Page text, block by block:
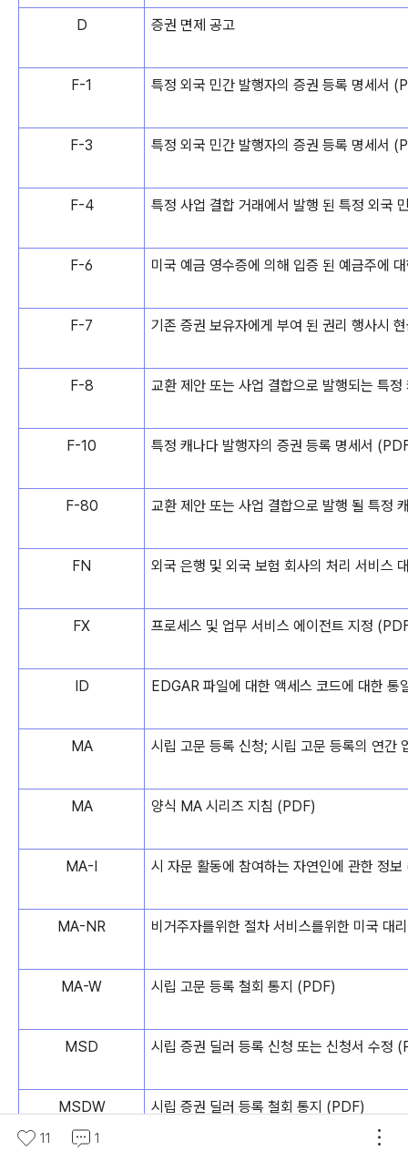
D 증권 면제 공고
F-1 특정 외국 민간 발행자의 증권 등록 명세서
F-3 특정 외국 민간 발행자의 증권 등록 명세서
F-4 특정 사업 결합 거래에서 발행 된 특정 외국
F-6 미국 예금 영수증에 의해 입증 된 예금주에
F-7 기존 증권 보유자에게 부여 된 권리 행사시
F-8 교환 제안 또는 사업 결합으로 발행되는 특
F-10 특정 캐나다 발행자의 증권 등록 명세서
F-80 교환 제안 또는 사업 결합으로 발행 될 특정
FN 외국 은행 및 외국 보험 회사의 처리 서비스
FX 프로세스 및 업무 서비스 에이전트 지정
ID EDGAR 파일에 대한 액세스 코드에 대한 통
MA 시립 고문 등록 신청; 시립 고문 등록의 연
MA 양식 MA 시리즈 지침 (PDF)
MA-I 시 자문 활동에 참여하는 자연인에 관한 정
MA-NR 비거주자를위한 절차 서비스를위한 미국 대
MA-W 시립 고문 등록 철회 통지 (PDF)
MSD 시립 증권 딜러 등록 신청 또는 신청서 수정
MSDW 시립 증권 딜러 등록 철회 통지 (PDF)
11 1